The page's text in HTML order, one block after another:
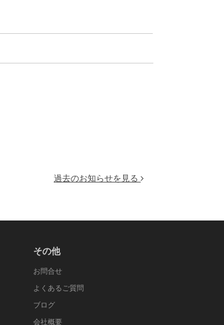
過去のお知らせを見る
その他
お問合せ
よくあるご質問
ブログ
会社概要